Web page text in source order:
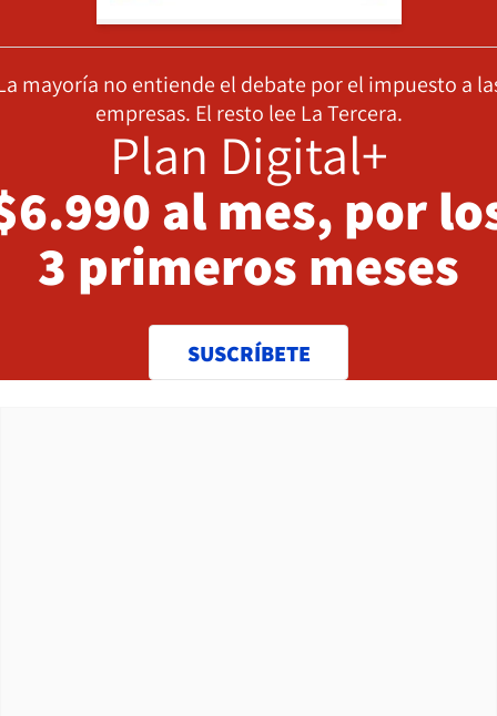
mayoría no entiende el debate por el impuesto a
empresas. El resto lee La Tercera.
Plan Digital+
al mes, por
3 primeros meses
SUSCRÍBETE